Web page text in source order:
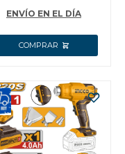
LINTERNA C/2BAT
ENVÍO EN EL DÍA